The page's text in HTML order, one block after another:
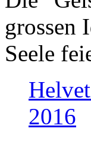
grossen
Seele
2016